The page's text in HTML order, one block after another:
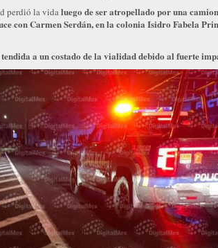
perdió la vidaluego de ser atropellado por una
con Carmen Serdán, en la colonia Isidro Fabela
a un costado de la vialidad debido al fuerte